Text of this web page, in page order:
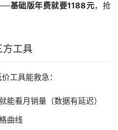
基础版年费就要1188元，抢
方工具
工具能救急：
能看月销量（数据有延迟）
曲线